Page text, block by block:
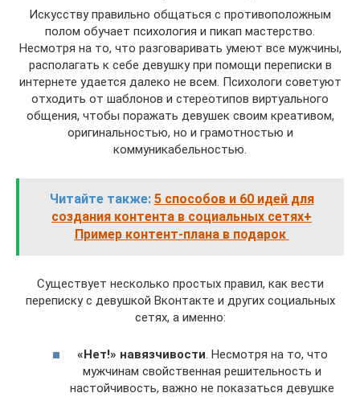
Искусству правильно общаться с противоположным
полом обучает психология и пикап мастерство.
Несмотря на то, что разговаривать умеют все мужчины,
располагать к себе девушку при помощи переписки в
интернете удается далеко не всем. Психологи советуют
отходить от шаблонов и стереотипов виртуального
общения, чтобы поражать девушек своим креативом,
оригинальностью, но и грамотностью и
коммуникабельностью.
Читайте также: 5 способов и 60 идей для
создания контента в социальных сетях+
Пример контент-плана в подарок
Существует несколько простых правил, как вести
переписку с девушкой Вконтакте и других социальных
сетях, а именно:
«Нет!» навязчивости. Несмотря на то, что
мужчинам свойственная решительность и
настойчивость, важно не показаться девушке